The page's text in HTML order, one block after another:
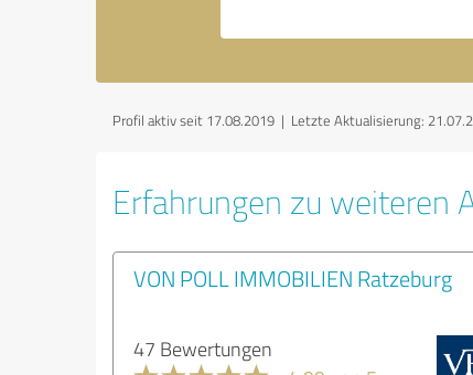
Profil aktiv seit 17.08.2019 | Letzte Aktualisierung:
Erfahrungen zu weiteren
VON POLL IMMOBILIEN Ratzeburg
47 Bewertungen